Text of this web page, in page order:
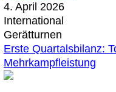
4. April 2026
International
Gerätturnen
Erste Quartalsbilanz:
Mehrkampfleistung